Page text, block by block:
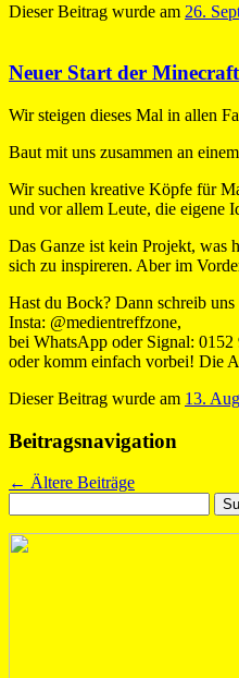
Dieser Beitrag wurde am 26.
Neuer Start der
Wir steigen dieses Mal in allen
Baut mit uns zusammen an
Wir suchen kreative Köpfe für
und vor allem Leute, die eigene
Das Ganze ist kein Projekt, was
sich zu inspireren. Aber im
Hast du Bock? Dann schreib uns
Insta: @medientreffzone,
bei WhatsApp oder Signal: 0152
oder komm einfach vorbei! Die
Dieser Beitrag wurde am 13.
Beitragsnavigation
← Ältere Beiträge
nach: